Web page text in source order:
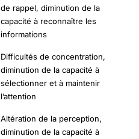
de rappel, diminution de la
capacité à reconnaître les
informations
Difficultés de concentration,
diminution de la capacité à
sélectionner et à maintenir
l’attention
Altération de la perception,
diminution de la capacité à